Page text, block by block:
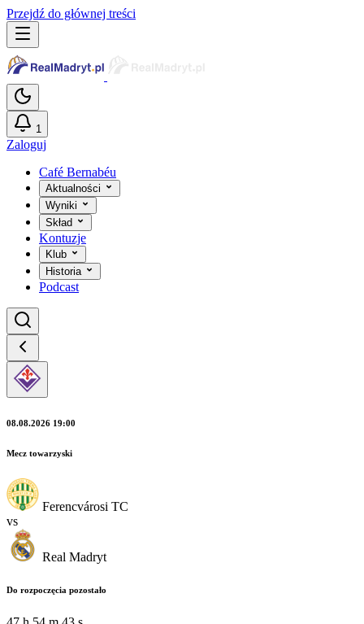
Przejdź do głównej treści
1
Zaloguj
Café Bernabéu
Aktualności
Wyniki
Skład
Kontuzje
Klub
Historia
Podcast
08.08.2026 19:00
Mecz towarzyski
Ferencvárosi TC
vs
Real Madryt
Do rozpoczęcia pozostało